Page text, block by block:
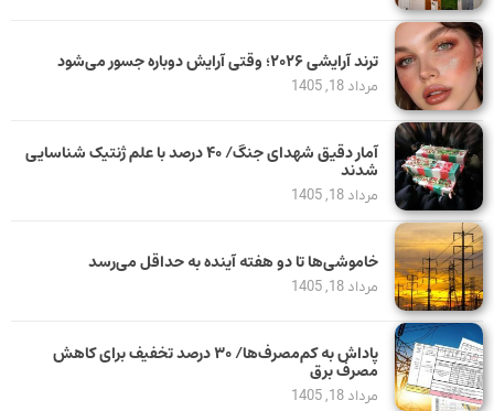
ترند آرایشی ۲۰۲۶؛ وقتی آرایش دوباره جسور می‌شود
مرداد 18, 1405
آمار دقیق شهدای جنگ/ ۴۰ درصد با علم ژنتیک شناسایی
شدند
مرداد 18, 1405
خاموشی‌ها تا دو هفته آینده به حداقل می‌رسد
مرداد 18, 1405
پاداش به کم‌مصرف‌ها/ ۳۰ درصد تخفیف برای کاهش
مصرف برق
مرداد 18, 1405